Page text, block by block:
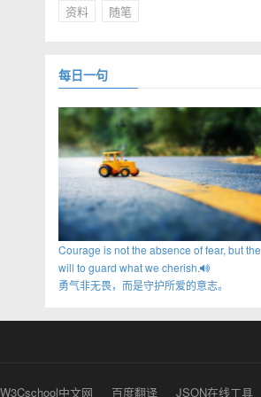
资料 随笔
每日一句
Courage is not the absence of fear, but the
will to guard what we cherish.
勇气非无畏，而是守护所爱的意志。
W3Cschool中文网 百度翻译 JSON在线工具